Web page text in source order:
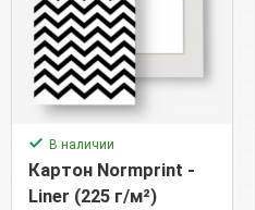
В наличии
Картон Normprint -
Liner (225 г/м²)